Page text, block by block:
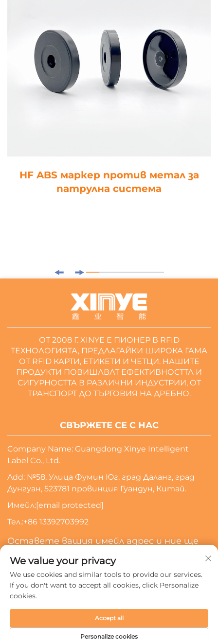
HF ABS маркер против метал за
патрулна система
ОТ 2008 Г. XINYE Е ПИОНЕР В RFID
ТЕХНОЛОГИЯТА, ПРЕДЛАГАЙКИ ШИРОКА ГАМА
ОТ RFID КАРТИ, ЕТИКЕТИ И ЧЕТЦИ. НАШИТЕ
ПРОДУКТИ ПОВИШАВАТ ЕФЕКТИВНОСТТА И
СИГУРНОСТТА В РАЗЛИЧНИ ИНДУСТРИИ, ОТ
ТРАНСПОРТ ДО ТЪРГОВИЯ НА ДРЕБНО.
СВЪРЖЕТЕ СЕ С НАС
Company Name: Guangdong Xinye Intelligent
Label Co., Ltd.
Add: №58, Улица Фумин Юг, град Даланг, град
Дунгуан, 523781 провинция Гуандун, Китай.
Имейл:[email protected]
Тел.:+86 13392703992
Оставете вашия имейл адрес и ние ще
Абонирайте Се
Политика за поверителност
We value your privacy
We use cookies and similar tools to provide our services.
If you don't want to accept all cookies, click Personalize
cookies.
Personalize cookies
Accept all